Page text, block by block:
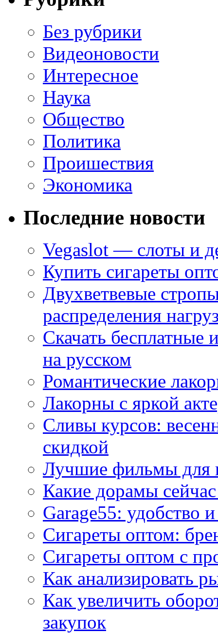
Без рубрики
Видеоновости
Интересное
Наука
Общество
Политика
Проишествия
Экономика
Последние новости
Vegaslot — слоты и
Купить сигареты
Двухветвевые
распределения
Скачать
на русском
Романтические
Лакорны с яркой
Сливы курсов:
скидкой
Лучшие фильмы для
Какие дорамы
Garage55: удобство
Сигареты оптом:
Сигареты оптом с
Как анализировать
Как увеличить
закупок